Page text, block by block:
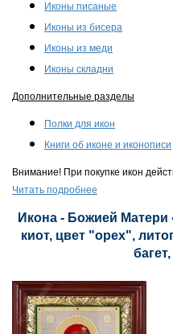
Иконы писаные
Иконы из бисера
Иконы из меди
Иконы складни
Дополнительные разделы
Полки для икон
Книги об иконе и иконописи
Внимание! При покупке икон
Читать подробнее
Икона - Божией Матери
киот, цвет "орех",